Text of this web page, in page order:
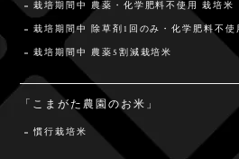
栽培期間中 農薬・化学肥料不使用 栽培米
栽培期間中 除草剤1回のみ・化学肥料不使
栽培期間中 農薬5割減栽培米
「こまがた農園のお米」
慣行栽培米